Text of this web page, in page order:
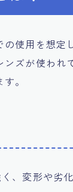
使用を想定
ズが使われ
。
、変形や劣